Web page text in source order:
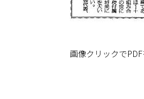
画像クリックで